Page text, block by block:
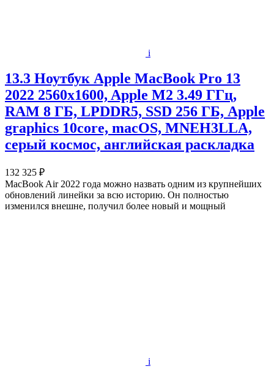
i
13.3 Ноутбук Apple MacBook Pro 13
2022 2560x1600, Apple M2 3.49 ГГц,
RAM 8 ГБ, LPDDR5, SSD 256 ГБ, Apple
graphics 10core, macOS, MNEH3LLA,
серый космос, английская раскладка
132 325 ₽
MacBook Air 2022 года можно назвать одним из крупнейших
обновлений линейки за всю историю. Он полностью
изменился внешне, получил более новый и мощный
i